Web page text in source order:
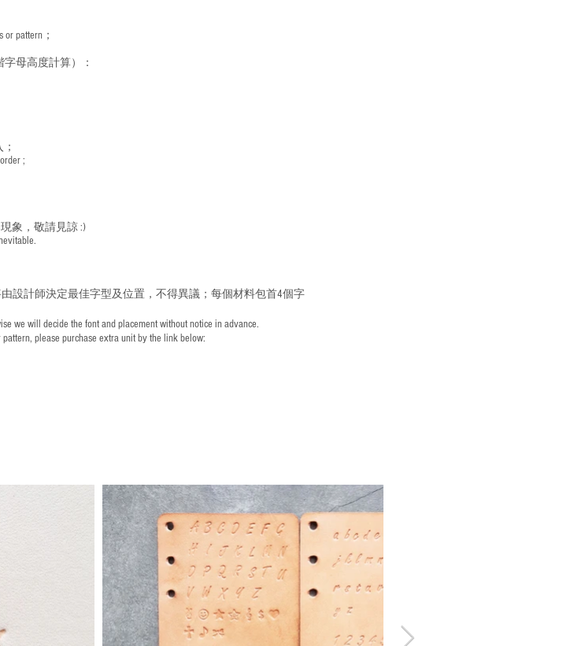
or pattern；
字母高度計算）：
;
象，敬請見諒 :)
設計師決定最佳字型及位置，不得異議；每個材料包首4個字
we will decide the font and placement without notice in advance.
please purchase extra unit by the link below: